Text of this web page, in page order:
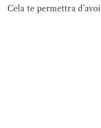
Cela te permettra